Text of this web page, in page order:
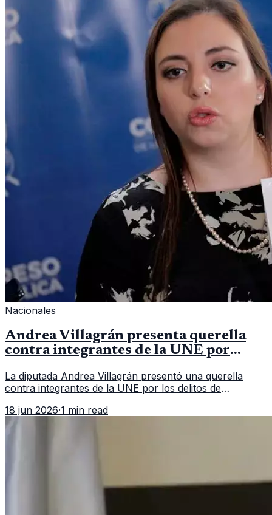
Nacionales
Andrea Villagrán presenta querella
contra integrantes de la UNE por
La diputada Andrea Villagrán presentó una querella
contra integrantes de la UNE por los delitos de
18 jun 2026·1 min read